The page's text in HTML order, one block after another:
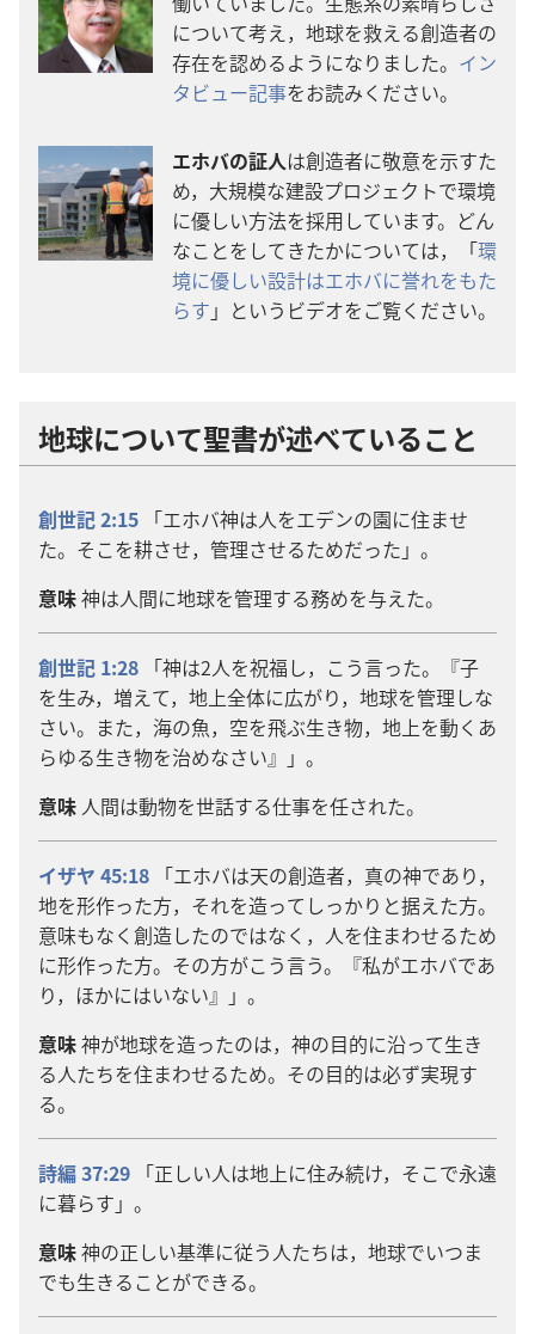
について考え， 地球を救える創造者の
存在を認めるようになりました。 イン
タビュー記事をお読みください。
エホバの証人は創造者に敬意を示すた
め， 大規模な建設プロジェクトで環境
に優しい方法を採用しています。どん
なことをしてきたかについては，「環
境に優しい設計はエホバに誉れをもた
らす 」というビデオをご覧ください。
地球について聖書が述べていること
創世記2:15 「エホバ神は人をエデンの園に住ませ
た。そこを耕させ， 管理させるためだった」。
意味神は人間に地球を管理する務めを与えた。
創世記 1:28 「神は2人を祝福し，こう言った。『子
を生み， 増えて， 地 上全体に広がり， 地球を管理しな
さい。また， 海の魚， 空を飛ぶ生き物， 地 上を動くあ
らゆる生き物を治めなさい』」。
意味 人間は動物を世話する仕事を任された。
イザヤ 45:18 「エホバは天の創造者， 真の神であり，
地を形作った方，それを造ってしっかりと据えた方。
意味もなく 創造したのではなく， 人を住まわせるため
に形作った方。その方がこう言う。『私がエホバであ
り，ほかにはいない』」。
意味神が地球を造ったのは， 神の目的に沿って生き
る人たちを住まわせるため。その目的は必ず実現す
る。
詩編37:29 「正しい人は地 上に住み続け，そこで永遠
に暮らす」。
意味神の正しい基準に従う 人たちは， 地球でいつま
でも生きることができる。